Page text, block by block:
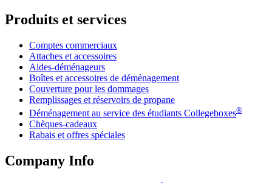
Produits et services
Comptes commerciaux
Attaches et accessoires
Aides-déménageurs
Boîtes et accessoires de déménagement
Couverture pour les dommages
Remplissages et réservoirs de propane
Déménagement au service des étudiants Collegeboxes®
Chèques-cadeaux
Rabais et offres spéciales
Company Info